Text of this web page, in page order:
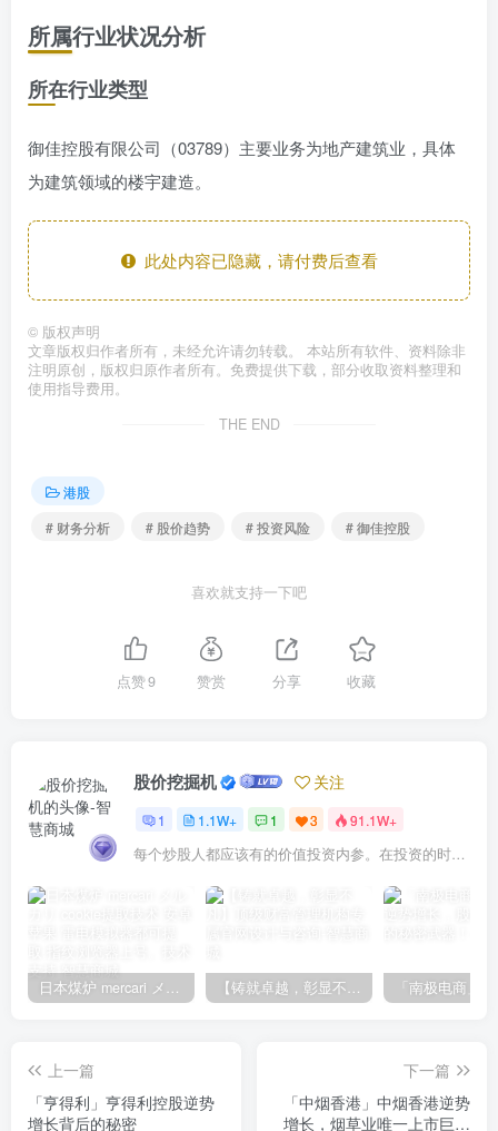
所属行业状况分析
所在行业类型
御佳控股有限公司（03789）主要业务为地产建筑业，具体
为建筑领域的楼宇建造。
此处内容已隐藏，请付费后查看
© 版权声明
文章版权归作者所有，未经允许请勿转载。 本站所有软件、资料除非
注明原创，版权归原作者所有。免费提供下载，部分收取资料整理和
使用指导费用。
THE END
港股
# 财务分析
# 股价趋势 # 投资风险 # 御佳控股
喜欢就支持一下吧
点赞9 赞赏 分享 收藏
股价挖掘机 关注
1 1.1W+ 1 3 91.1W+
每个炒股人都应该有的价值投资内参。在投资的时候，我们把自己看成是企业分析师——而不是市场分析师，也不是宏观经济分析师，更不是证券分析师。
日本煤炉 mercari メルカリ cookie提取技术 安卓 苹果 雷电模拟器都可提取,指纹浏览器上号。技术支持 【铸就卓越，彰显不凡】顶级财富管理机构专属官网设计与咨询
上一篇
「亨得利」亨得利控股逆势
增长背后的秘密
下一篇
「中烟香港」中烟香港逆势
增长，烟草业唯一上市巨头